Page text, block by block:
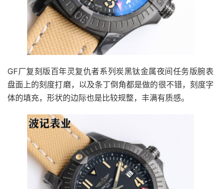
GF厂复刻版百年灵复仇者系列炭黑钛金属夜间任务版腕表
盘面上的刻度打磨，以及条丁倒角都是做的很不错，刻度字
体的填充，形状的边际也是比较规整，丰满有质感。